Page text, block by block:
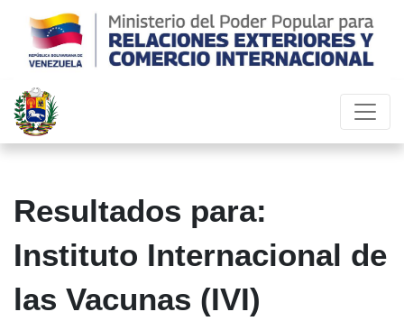
Resultados para:
Instituto Internacional de
las Vacunas (IVI)